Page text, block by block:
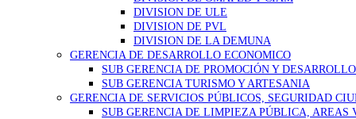
DIVISION DE ULE
DIVISION DE PVL
DIVISION DE LA DEMUNA
GERENCIA DE DESARROLLO ECONOMICO
SUB GERENCIA DE PROMOCIÓN Y
SUB GERENCIA TURISMO Y ARTESANIA
GERENCIA DE SERVICIOS PÚBLICOS, SEGURIDAD
SUB GERENCIA DE LIMPIEZA PÚBLICA, AREAS